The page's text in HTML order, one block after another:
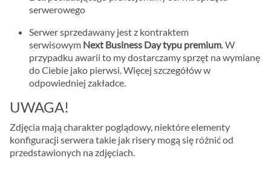
serwerowego
Serwer sprzedawany jest z kontraktem
serwisowym Next Business Day typu premium. W
przypadku awarii to my dostarczamy sprzęt na wymianę
do Ciebie jako pierwsi. Więcej szczegółów w
odpowiedniej zakładce.
UWAGA!
Zdjęcia mają charakter poglądowy, niektóre elementy
konfiguracji serwera takie jak risery mogą się różnić od
przedstawionych na zdjęciach.